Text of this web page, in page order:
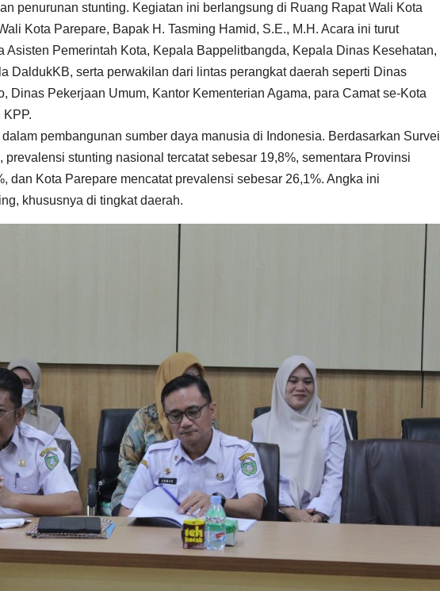
penurunan stunting. Kegiatan ini berlangsung di Ruang Rapat Wali Kota
Kota Parepare, Bapak H. Tasming Hamid, S.E., M.H. Acara ini turut
Asisten Pemerintah Kota, Kepala Bappelitbangda, Kepala Dinas Kesehatan,
DaldukKB, serta perwakilan dari lintas perangkat daerah seperti Dinas
Dinas Pekerjaan Umum, Kantor Kementerian Agama, para Camat se-Kota
pembangunan sumber daya manusia di Indonesia. Berdasarkan Survei
stunting nasional tercatat sebesar 19,8%, sementara Provinsi
dan Kota Parepare mencatat prevalensi sebesar 26,1%. Angka ini
khususnya di tingkat daerah.